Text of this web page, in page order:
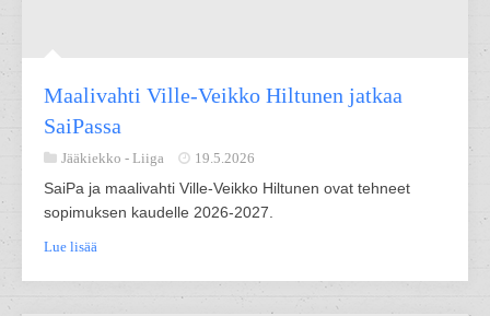
Maalivahti Ville-Veikko Hiltunen jatkaa
SaiPassa
Jääkiekko - Liiga 19.5.2026
SaiPa ja maalivahti Ville-Veikko Hiltunen ovat tehneet
sopimuksen kaudelle 2026-2027.
Lue lisää